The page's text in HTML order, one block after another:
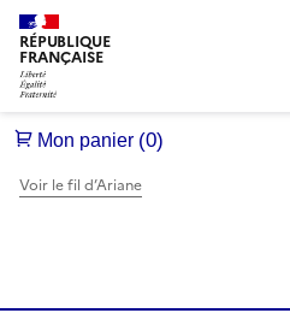
RÉPUBLIQUE
FRANÇAISE
Voir le fil d’Ariane